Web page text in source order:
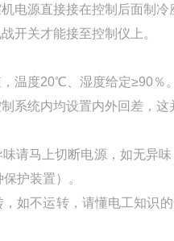
电源直接接在控制后面制冷
开关才能接至控制仪上。
温度20℃、湿度给定≥90％。
系统内均设置内外回差，
请马上切断电源，如无异
护装置）。
如不运转，请懂电工知识